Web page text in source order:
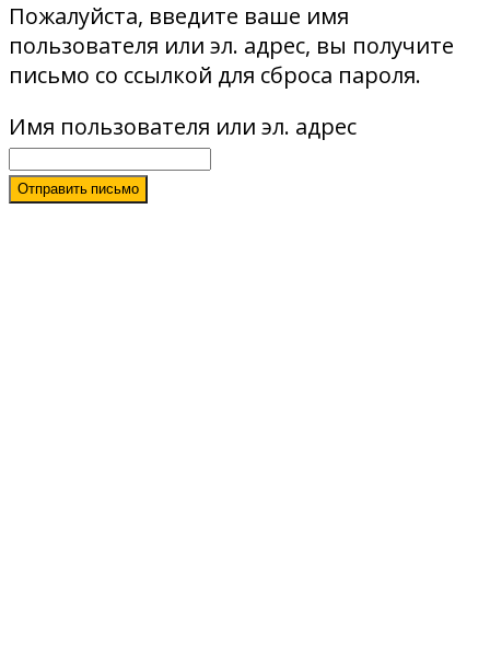
Пожалуйста, введите ваше имя
пользователя или эл. адрес, вы получите
письмо со ссылкой для сброса пароля.
Имя пользователя или эл. адрес
Отправить письмо